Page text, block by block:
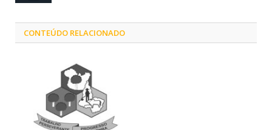
CONTEÚDO RELACIONADO